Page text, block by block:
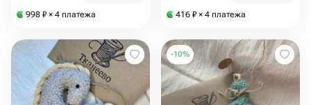
998 ₽ × 4 платежа 416 ₽ × 4 платежа
-10%